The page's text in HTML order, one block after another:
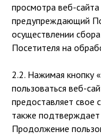
просмотра веб-сайта
предупреждающий
осуществлении
Посетителя на
2.2. Нажимая кнопку
пользоваться веб-
предоставляет свое
также подтверждает
Продолжение